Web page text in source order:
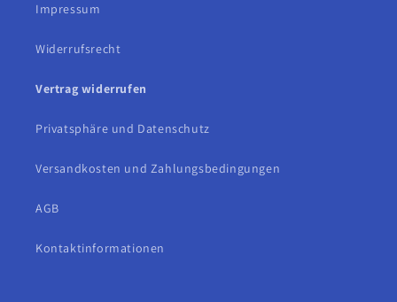
Impressum
Widerrufsrecht
Vertrag widerrufen
Privatsphäre und Datenschutz
Versandkosten und Zahlungsbedingungen
AGB
Kontaktinformationen